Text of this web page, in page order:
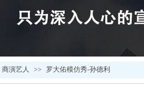
商演艺人 >> 罗大佑模仿秀-孙德利